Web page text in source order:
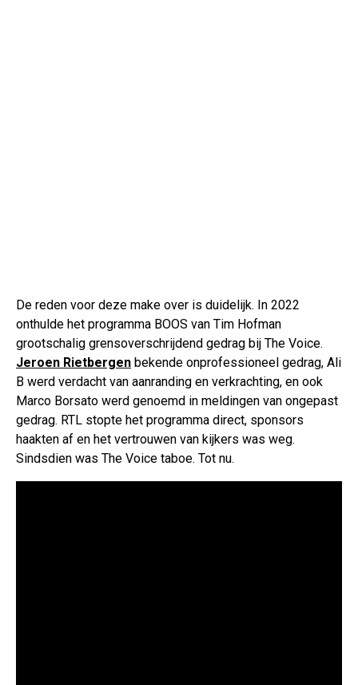
De reden voor deze make over is duidelijk. In 2022
onthulde het programma BOOS van Tim Hofman
grootschalig grensoverschrijdend gedrag bij The Voice.
Jeroen Rietbergen bekende onprofessioneel gedrag, Ali
B werd verdacht van aanranding en verkrachting, en ook
Marco Borsato werd genoemd in meldingen van ongepast
gedrag. RTL stopte het programma direct, sponsors
haakten af en het vertrouwen van kijkers was weg.
Sindsdien was The Voice taboe. Tot nu.